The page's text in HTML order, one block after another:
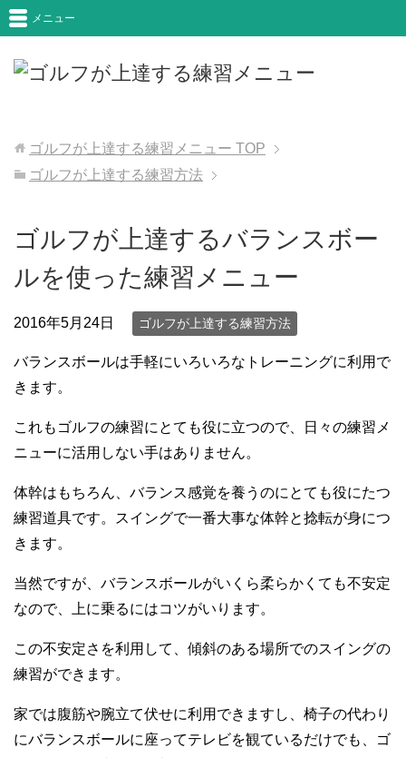
メニュー
ゴルフが上達する練習メニュー TOP
ゴルフが上達する練習方法
ゴルフが上達するバランスボー
ルを使った練習メニュー
2016年5月24日 ゴルフが上達する練習方法
バランスボールは手軽にいろいろなトレーニングに利用で
きます。
これもゴルフの練習にとても役に立つので、日々の練習メ
ニューに活用しない手はありません。
体幹はもちろん、バランス感覚を養うのにとても役にたつ
練習道具です。スイングで一番大事な体幹と捻転が身につ
きます。
当然ですが、バランスボールがいくら柔らかくても不安定
なので、上に乗るにはコツがいります。
この不安定さを利用して、傾斜のある場所でのスイングの
練習ができます。
家では腹筋や腕立て伏せに利用できますし、椅子の代わり
にバランスボールに座ってテレビを観ているだけでも、ゴ